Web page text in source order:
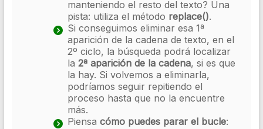
manteniendo el resto del texto? Una
pista: utiliza el método replace().
Si conseguimos eliminar esa 1ª
aparición de la cadena de texto, en el
2º ciclo, la búsqueda podrá localizar
la 2ª aparición de la cadena, si es que
la hay. Si volvemos a eliminarla,
podríamos seguir repitiendo el
proceso hasta que no la encuentre
más.
Piensa cómo puedes parar el bucle: